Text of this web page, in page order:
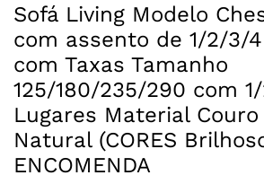
Sofá Living Modelo
com assento de 1/2/3/
com Taxas Tamanho
125/180/235/290 com
Lugares Material Couro
Natural (CORES
ENCOMENDA